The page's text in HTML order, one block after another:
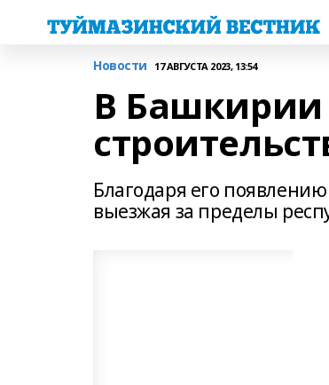
Новости 17 АВГУСТА 2023, 13:54
В Башкирии
Благодаря его
выезжая за пределы